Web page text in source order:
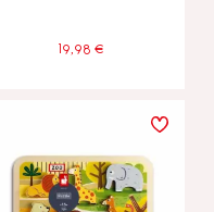
19,98 €